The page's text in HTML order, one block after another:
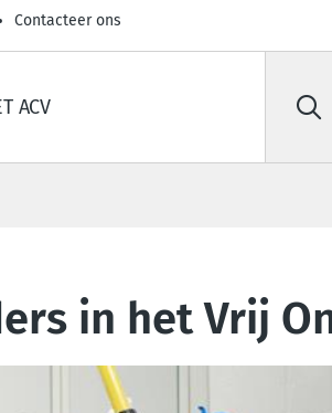
Contacteer ons
ACV Zoek
in het Vrij